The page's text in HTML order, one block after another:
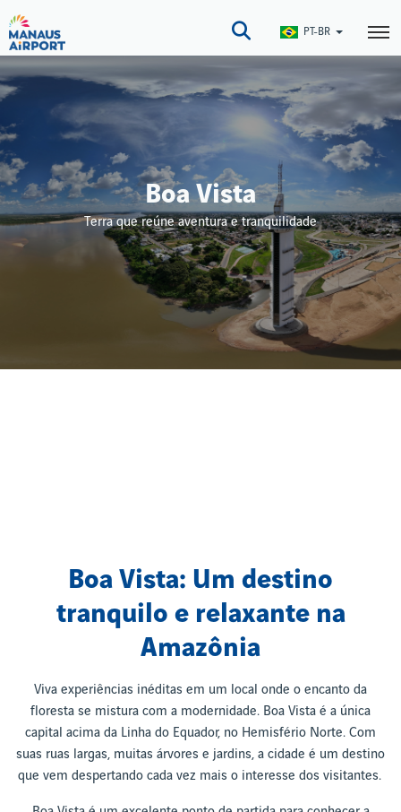
para
o
conteúdo
principal
PT-BR
Boa Vista
Terra que reúne aventura e tranquilidade
Boa Vista: Um destino
tranquilo e relaxante na
Amazônia
Viva experiências inéditas em um local onde o encanto da
floresta se mistura com a modernidade. Boa Vista é a única
capital acima da Linha do Equador, no Hemisfério Norte. Com
suas ruas largas, muitas árvores e jardins, a cidade é um destino
que vem despertando cada vez mais o interesse dos visitantes.